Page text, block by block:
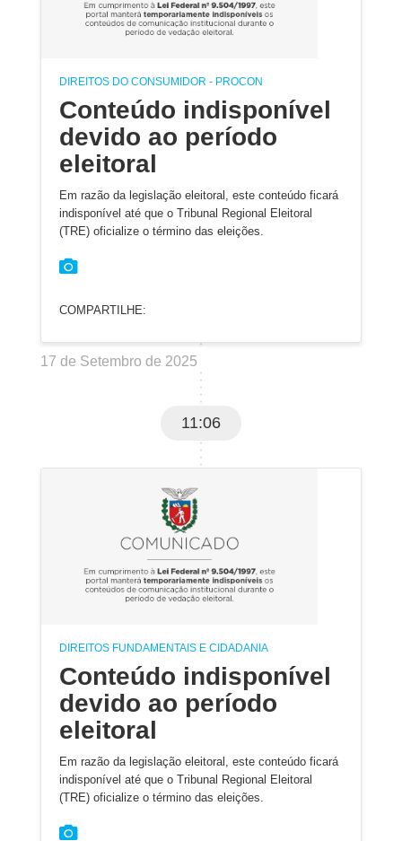
DIREITOS DO CONSUMIDOR - PROCON
Conteúdo indisponível
devido ao período
eleitoral
Em razão da legislação eleitoral, este conteúdo ficará
indisponível até que o Tribunal Regional Eleitoral
(TRE) oficialize o término das eleições.
COMPARTILHE:
17 de Setembro de 2025
11:06
DIREITOS FUNDAMENTAIS E CIDADANIA
Conteúdo indisponível
devido ao período
eleitoral
Em razão da legislação eleitoral, este conteúdo ficará
indisponível até que o Tribunal Regional Eleitoral
(TRE) oficialize o término das eleições.